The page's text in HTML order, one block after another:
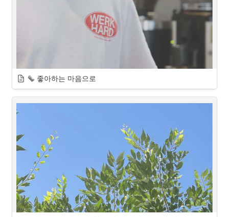
좋아하는 마음으로